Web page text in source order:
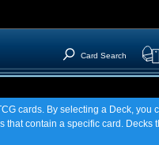
Card Search
cards. By selecting a Deck,
that contain a specific card.